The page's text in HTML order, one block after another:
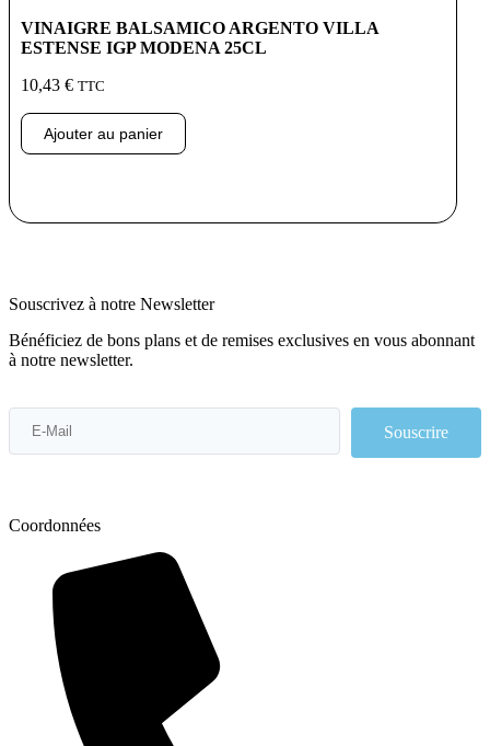
VINAIGRE BALSAMICO ARGENTO VILLA
ESTENSE IGP MODENA 25CL
10,43 € TTC
Ajouter au panier
Souscrivez à notre Newsletter
Bénéficiez de bons plans et de remises exclusives en vous abonnant
à notre newsletter.
Souscrire
Coordonnées